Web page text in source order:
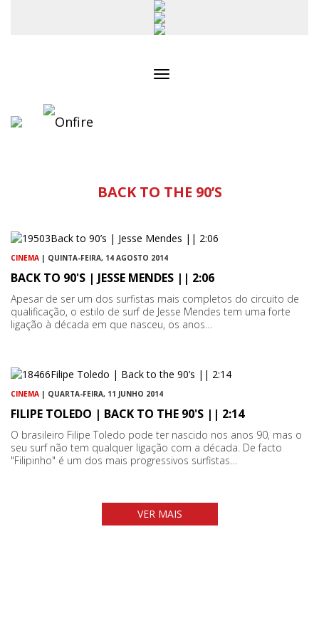
BACK TO THE 90’S
CINEMA | QUINTA-FEIRA, 14 AGOSTO 2014
BACK TO 90'S | JESSE MENDES || 2:06
Apesar de ser um dos surfistas mais completos do circuito de
qualificação, o estilo de surf de Jesse Mendes tem uma forte
ligação à década em que nasceu, os anos…
CINEMA | QUARTA-FEIRA, 11 JUNHO 2014
FILIPE TOLEDO | BACK TO THE 90'S || 2:14
O brasileiro Filipe Toledo pode ter nascido nos anos 90, mas o
seu surf não tem qualquer ligação com a década. De facto
"Filipinho" é um dos mais progressivos surfistas…
VER MAIS